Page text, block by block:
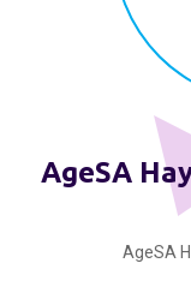
AgeSA
AgeSA